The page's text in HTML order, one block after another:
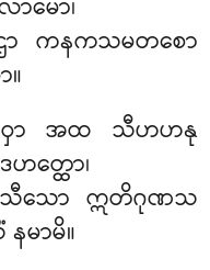
မော၊
ဌော ကနကသမတစော
။
ဝှော အထ သီဟဟနု
တ္ထော၊
သီသော ဣတိဂုဏသ
ာမိ။